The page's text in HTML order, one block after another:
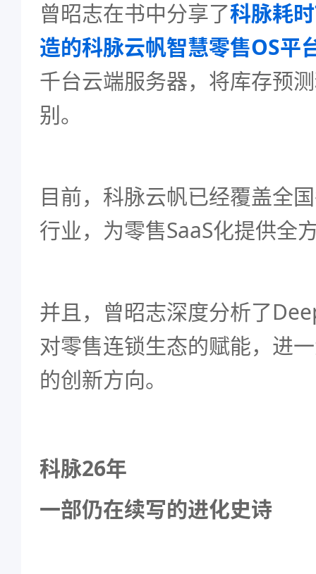
曾昭志在书中分享了科脉耗
造的科脉云帆智慧零售OS平
千台云端服务器，将库存预
别。
目前，科脉云帆已经覆盖全
行业，为零售SaaS化提供全
并且，曾昭志深度分析了
对零售连锁生态的赋能，进
的创新方向。
科脉26年
一部仍在续写的进化史诗